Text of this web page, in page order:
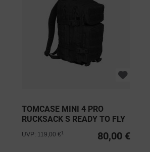
TOMCASE MINI 4 PRO
RUCKSACK S READY TO FLY
80,00 €
UVP: 119,00 €